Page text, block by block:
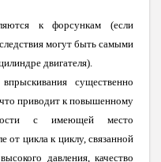
к форсункам (если
могут быть самыми
двигателя).
существенно
приводит к повышенному
с имеющей место
от цикла к циклу, связанной
давления, качество